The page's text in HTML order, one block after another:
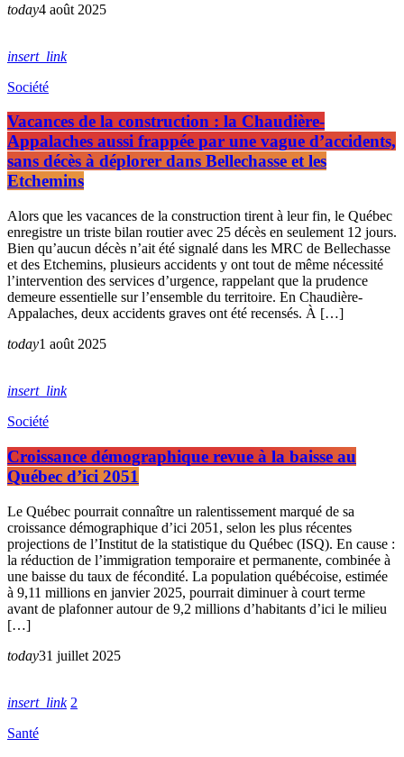
today4 août 2025
insert_link
Société
Vacances de la construction : la Chaudière-
Appalaches aussi frappée par une vague d’accidents,
sans décès à déplorer dans Bellechasse et les
Etchemins
Alors que les vacances de la construction tirent à leur fin, le Québec
enregistre un triste bilan routier avec 25 décès en seulement 12 jours.
Bien qu’aucun décès n’ait été signalé dans les MRC de Bellechasse
et des Etchemins, plusieurs accidents y ont tout de même nécessité
l’intervention des services d’urgence, rappelant que la prudence
demeure essentielle sur l’ensemble du territoire. En Chaudière-
Appalaches, deux accidents graves ont été recensés. À […]
today1 août 2025
insert_link
Société
Croissance démographique revue à la baisse au
Québec d’ici 2051
Le Québec pourrait connaître un ralentissement marqué de sa
croissance démographique d’ici 2051, selon les plus récentes
projections de l’Institut de la statistique du Québec (ISQ). En cause :
la réduction de l’immigration temporaire et permanente, combinée à
une baisse du taux de fécondité. La population québécoise, estimée
à 9,11 millions en janvier 2025, pourrait diminuer à court terme
avant de plafonner autour de 9,2 millions d’habitants d’ici le milieu
[…]
today31 juillet 2025
insert_link 2
Santé